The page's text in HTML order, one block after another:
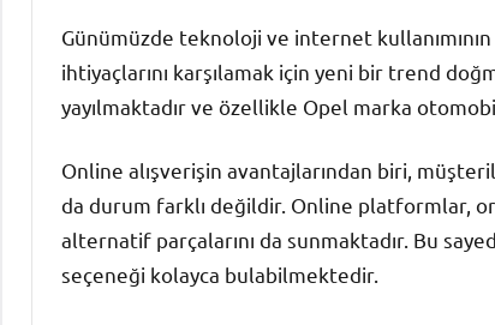
Günümüzde teknoloji ve internet
ihtiyaçlarını karşılamak için yeni bir trend
yayılmaktadır ve özellikle Opel marka
Online alışverişin avantajlarından biri,
da durum farklı değildir. Online platformlar,
alternatif parçalarını da sunmaktadır. Bu
seçeneği kolayca bulabilmektedir.